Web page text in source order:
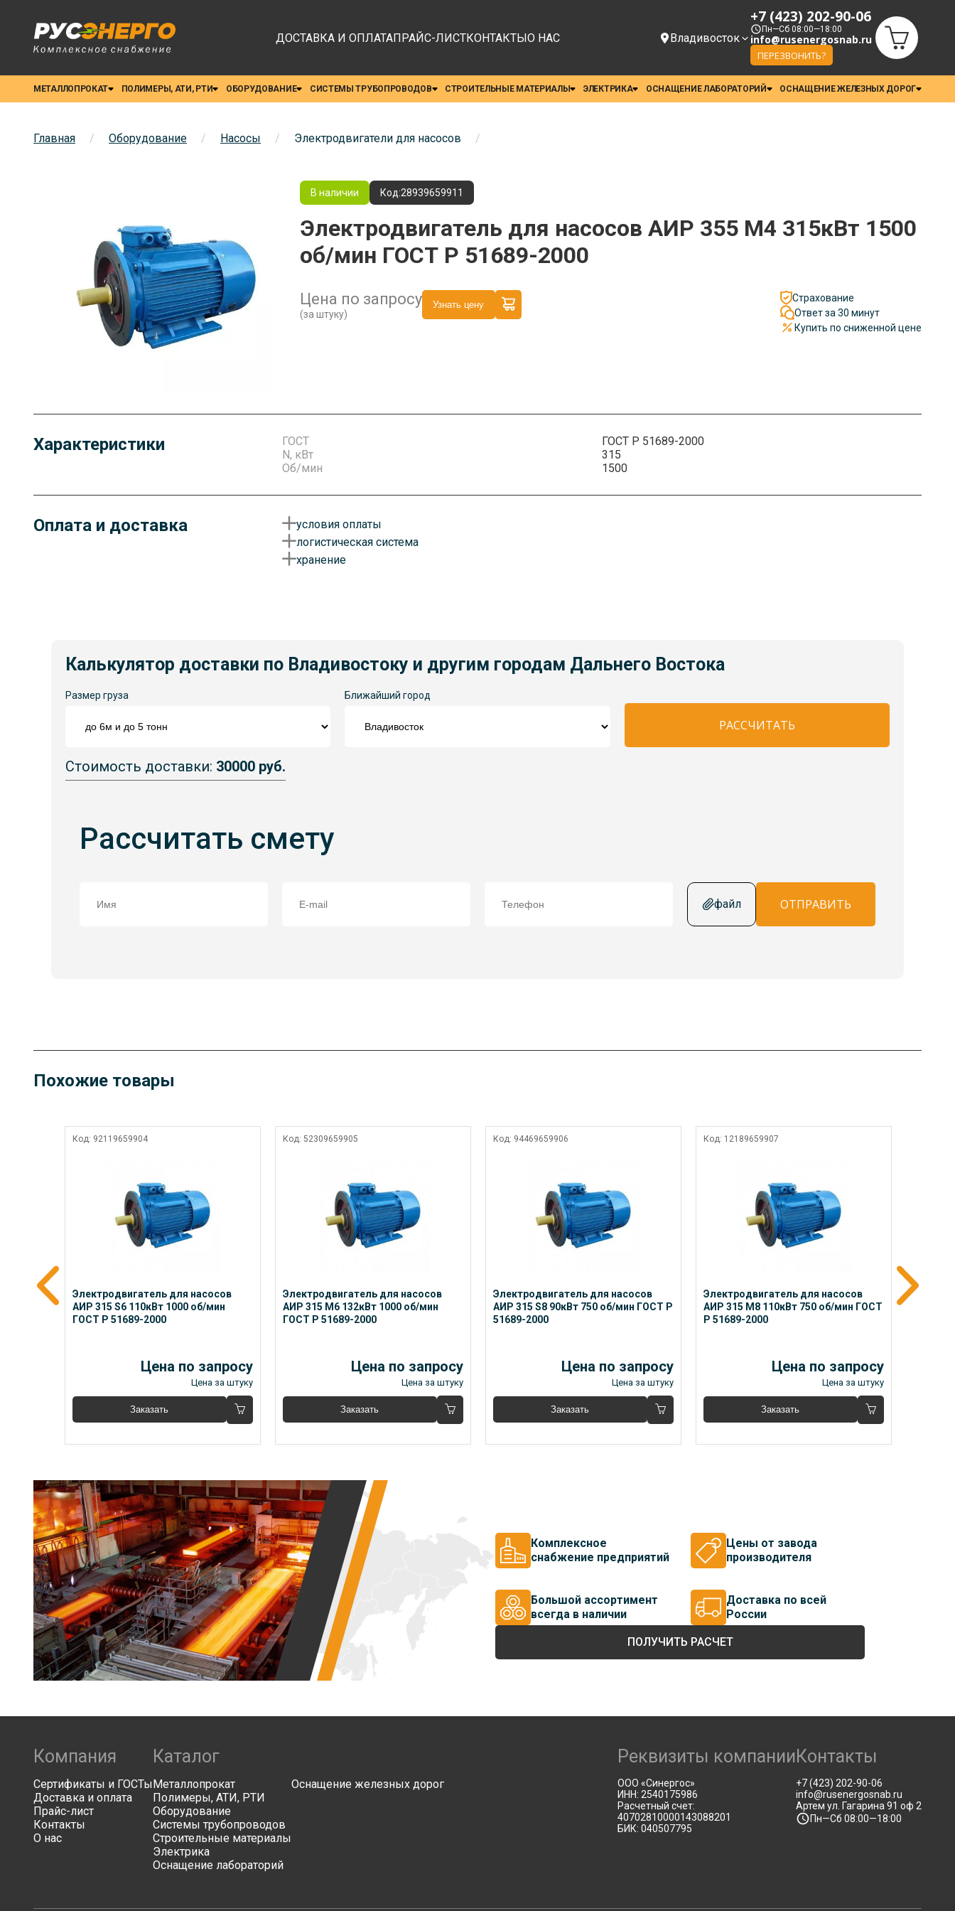
ДОСТАВКА И ОПЛАТАПРАЙС-ЛИСТКОНТАКТЫО НАС Владивосток
+7 (423) 202-90-06
Пн—Сб 08:00—18:00
info@rusenergosnab.ru
ПЕРЕЗВОНИТЬ?
МЕТАЛЛОПРОКАТ ПОЛИМЕРЫ, АТИ, РТИ ОБОРУДОВАНИЕ СИСТЕМЫ ТРУБОПРОВОДОВ СТРОИТЕЛЬНЫЕ МАТЕРИАЛЫ ЭЛЕКТРИКА ОСНАЩЕНИЕ ЛАБОРАТОРИЙ ОСНАЩЕНИЕ ЖЕЛЕЗНЫХ ДОРОГ
Главная / Оборудование / Насосы / Электродвигатели для насосов /
В наличии Код:28939659911
Электродвигатель для насосов АИР 355 М4 315кВт 1500
об/мин ГОСТ Р 51689-2000
Цена по запросу
(за штуку)
Узнать цену
Страхование
Ответ за 30 минут
Купить по сниженной цене
Характеристики ГОСТ
ГОСТ Р 51689-2000
N, кВт
315
Об/мин
1500
Оплата и доставка условия оплаты
Оплату можно произвести удобным для вас способом. Есть как наличный так и безналичный расчет. Документы отправим по
указанному вами адресу любым удобным для вас способом. В зависимости от объема предоставляем скидку до 36%.
логистическая система
Доставим ваш товар транспортными компаниями, автомобилями, по железной дороге или самолетом. Отгрузка происходит в
хранение
Калькулятор доставки по Владивостоку и другим городам Дальнего Востока
Размер груза Ближайший город
РАССЧИТАТЬ
Стоимость доставки: 30000 руб.
Рассчитать смету
файл ОТПРАВИТЬ
Похожие товары
Код: 92119659904
Электродвигатель для насосов
АИР 315 S6 110кВт 1000 об/мин
ГОСТ Р 51689-2000
Цена по запросу
Цена за штуку
Заказать
Код: 52309659905
Электродвигатель для насосов
АИР 315 М6 132кВт 1000 об/мин
ГОСТ Р 51689-2000
Цена по запросу
Цена за штуку
Заказать
Код: 94469659906
Электродвигатель для насосов
АИР 315 S8 90кВт 750 об/мин ГОСТ Р
51689-2000
Цена по запросу
Цена за штуку
Заказать
Код: 12189659907
Электродвигатель для насосов
АИР 315 М8 110кВт 750 об/мин ГОСТ
Р 51689-2000
Цена по запросу
Цена за штуку
Заказать
Комплексное
снабжение предприятий
Цены от завода
производителя
Большой ассортимент
всегда в наличии
Доставка по всей
России
ПОЛУЧИТЬ РАСЧЕТ
Компания
Сертификаты и ГОСТы
Доставка и оплата
Прайс-лист
Контакты
О нас
Каталог
Металлопрокат
Полимеры, АТИ, РТИ
Оборудование
Системы трубопроводов
Строительные материалы
Электрика
Оснащение лабораторий
Оснащение железных дорог
Реквизиты компании
ООО «Синергос»
ИНН: 2540175986
Расчетный счет:
40702810000143088201
БИК: 040507795
Контакты
+7 (423) 202-90-06
info@rusenergosnab.ru
Артем ул. Гагарина 91 оф 2
Пн—Сб 08:00—18:00